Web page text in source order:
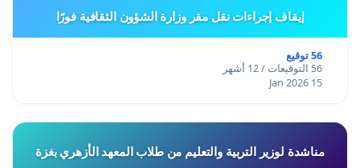
إيقاف إجراءات نقل مقر وزارة الشؤون الثقافية فورًا
56 توقيع
56 التوقيعات / 12 أشهر
15 Jan 2026
مناشدة لوزير التربية والتعليم من طلاب المعهد الأزهري بغزة